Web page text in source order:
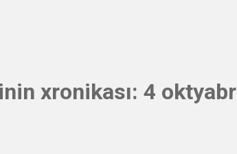
xronikası: 4 oktyabr